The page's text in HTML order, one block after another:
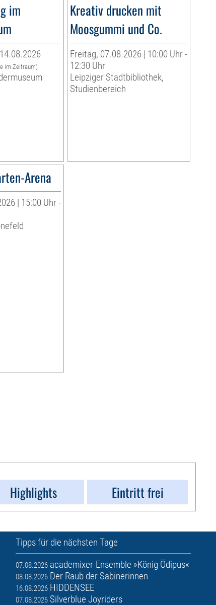
im
im Zeitraum)
Kreativ drucken mit
Moosgummi und Co.
Freitag, 07.08.2026 | 10:00 Uhr -
12:30 Uhr
Leipziger Stadtbibliothek,
Studienbereich
Arena
| 15:00 Uhr -
Highlights Eintritt frei
Tipps für die nächsten Tage
07.08.2026 academixer-Ensemble »König Ödipus«
08.08.2026 Der Raub der Sabinerinnen
16.08.2026 HIDDENSEE
07.08.2026 Silverblue Joyriders